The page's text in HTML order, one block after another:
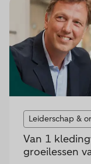
Leiderschap &
Van 1
groeilessen